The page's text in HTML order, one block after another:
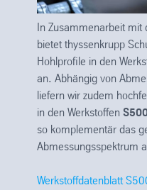
In Zusammenarbeit
bietet thyssenkrupp
Hohlprofile in den
an. Abhängig von
liefern wir zudem
in den Werkstoffen
so komplementär das
Abmessungsspektrum
Werkstoffdatenblatt